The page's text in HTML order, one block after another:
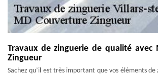
Travaux de zinguerie de qualité avec
Zingueur
Sachez qu’il est très important que vos éléments